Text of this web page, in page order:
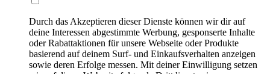
Durch das Akzeptieren dieser Dienste können wir dir auf
deine Interessen abgestimmte Werbung, gesponserte Inhalte
oder Rabattaktionen für unsere Webseite oder Produkte
basierend auf deinem Surf- und Einkaufsverhalten anzeigen
sowie deren Erfolge messen. Mit deiner Einwilligung setzen